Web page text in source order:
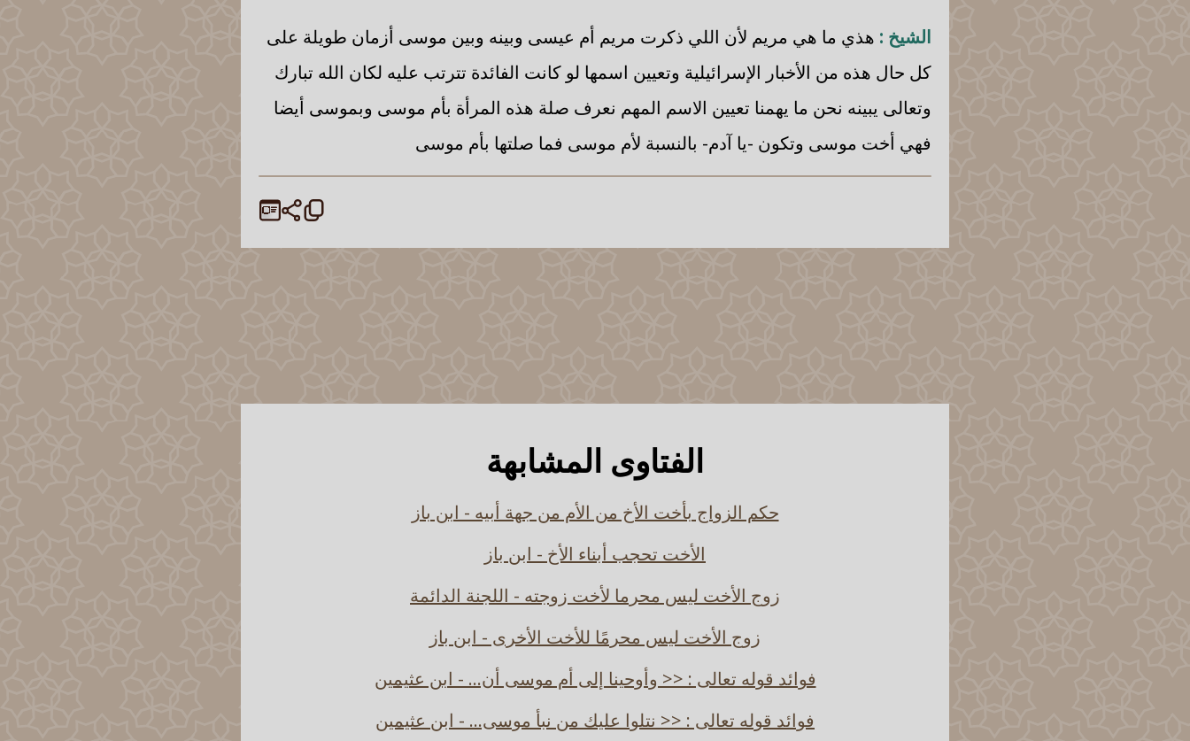
الشيخ : هذي ما هي مريم لأن اللي ذكرت مريم أم عيسى وبينه وبين موسى أزمان طويلة على
كل حال هذه من الأخبار الإسرائيلية وتعيين اسمها لو كانت الفائدة تترتب عليه لكان الله تبارك
وتعالى يبينه نحن ما يهمنا تعيين الاسم المهم نعرف صلة هذه المرأة بأم موسى وبموسى أيضا
فهي أخت موسى وتكون -يا آدم- بالنسبة لأم موسى فما صلتها بأم موسى
الفتاوى المشابهة
حكم الزواج بأخت الأخ من الأم من جهة أبيه - ابن باز
الأخت تحجب أبناء الأخ - ابن باز
زوج الأخت ليس محرما لأخت زوجته - اللجنة الدائمة
زوج الأخت ليس محرمًا للأخت الأخرى - ابن باز
فوائد قوله تعالى : << وأوحينا إلى أم موسى أن... - ابن عثيمين
فوائد قوله تعالى : << نتلوا عليك من نبأ موسى... - ابن عثيمين